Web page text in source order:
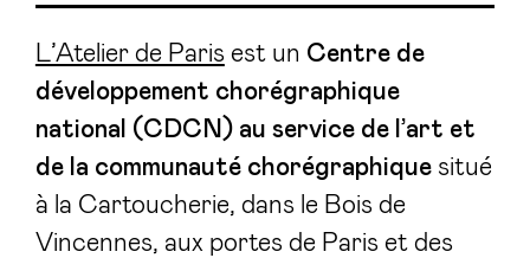
L’Atelier de Paris est un Centre de
développement chorégraphique
national (CDCN) au service de l’art et
de la communauté chorégraphiquesitué
à la Cartoucherie, dans le Bois de
Vincennes, aux portes de Paris et des